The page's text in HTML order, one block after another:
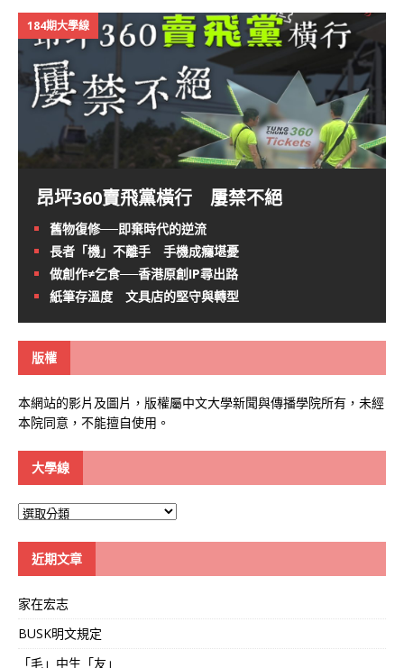
184期大學線
昂坪360賣飛黨橫行 屢禁不絕
舊物復修──即棄時代的逆流
長者「機」不離手 手機成癮堪憂
做創作≠乞食──香港原創IP尋出路
紙筆存溫度 文具店的堅守與轉型
版權
本網站的影片及圖片，版權屬中文大學新聞與傳播學院所有，未經
本院同意，不能擅自使用。
大學線
大
近期文章
家在宏志
BUSK明文規定
「毛」中生「友」